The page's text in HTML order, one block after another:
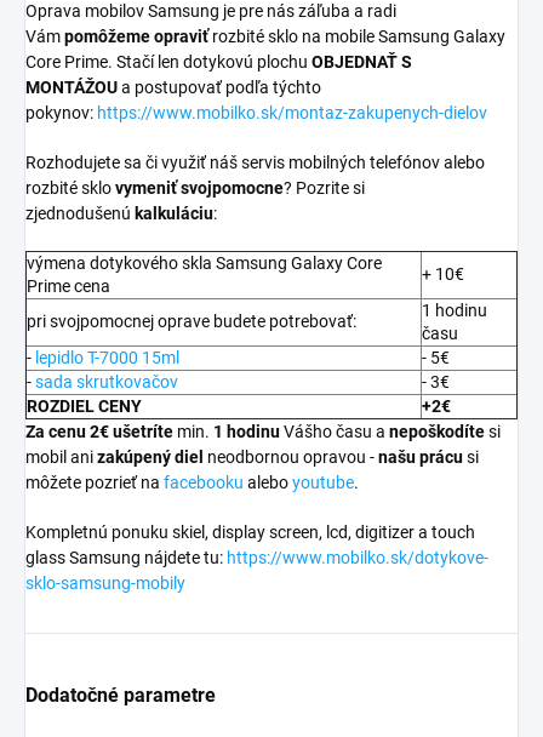
Oprava mobilov Samsung je pre nás záľuba a radi
Vámpomôžeme opraviť rozbité sklo na mobile Samsung Galaxy
Core Prime. Stačí len dotykovú plochu OBJEDNAŤ S
MONTÁŽOUa postupovať podľa týchto
pokynov: https://www.mobilko.sk/montaz-zakupenych-dielov
Rozhodujete sa či využiť náš servis mobilných telefónov alebo
rozbité sklovymeniť svojpomocne? Pozrite si
zjednodušenú kalkuláciu:
výmena dotykového skla Samsung Galaxy Core
Prime cena
+ 10€
pri svojpomocnej oprave budete potrebovať:
1 hodinu
času
- lepidlo T-7000 15ml
- 5€
-sada skrutkovačov
- 3€
ROZDIEL CENY
+2€
Za cenu 2€ ušetríte min. 1 hodinuVášho času a nepoškodítesi
mobil anizakúpený diel neodbornou opravou -našu prácusi
môžete pozrieť na facebooku aleboyoutube.
Kompletnú ponuku skiel, display screen, lcd, digitizer a touch
glass Samsung nájdete tu: https://www.mobilko.sk/dotykove-
sklo-samsung-mobily
Dodatočné parametre